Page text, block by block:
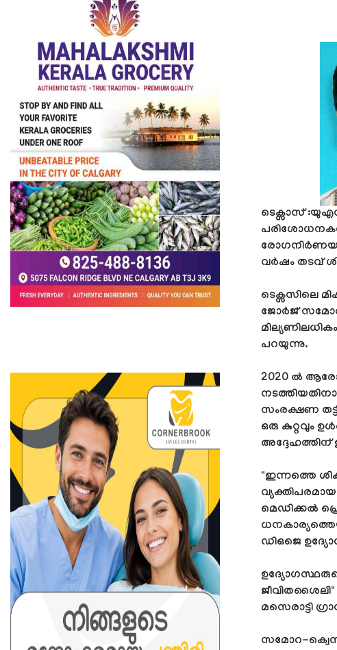
ടെക്സാസ്
വർഷം തടവ്
ടെക്സസിലെ
ജോർജ് സമോറ-
പറയുന്നു.
2020 ൽ
സംരക്ഷണ
ഒരു കുറ്റവും
അദ്ദേഹത്തിന്
"ഇന്നത്തെ
മെഡിക്കൽ
ഡിഒജെ
ജീവിതശൈലി"
മസെരാട്ടി
സമോറ-